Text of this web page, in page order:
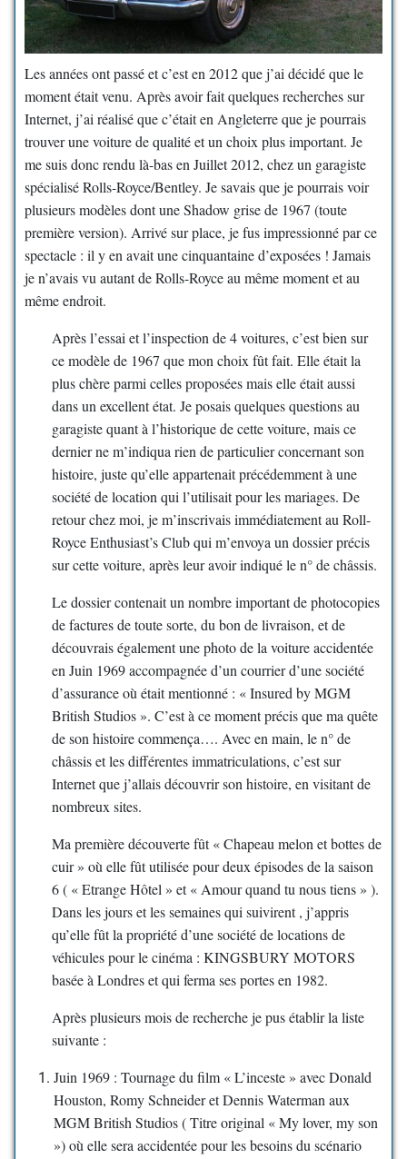
Les années ont passé et c’est en 2012 que j’ai décidé que le
moment était venu. Après avoir fait quelques recherches sur
Internet, j’ai réalisé que c’était en Angleterre que je pourrais
trouver une voiture de qualité et un choix plus important. Je
me suis donc rendu là-bas en Juillet 2012, chez un garagiste
spécialisé Rolls-Royce/Bentley. Je savais que je pourrais voir
plusieurs modèles dont une Shadow grise de 1967 (toute
première version). Arrivé sur place, je fus impressionné par ce
spectacle : il y en avait une cinquantaine d’exposées ! Jamais
je n’avais vu autant de Rolls-Royce au même moment et au
même endroit.
Après l’essai et l’inspection de 4 voitures, c’est bien sur
ce modèle de 1967 que mon choix fût fait. Elle était la
plus chère parmi celles proposées mais elle était aussi
dans un excellent état. Je posais quelques questions au
garagiste quant à l’historique de cette voiture, mais ce
dernier ne m’indiqua rien de particulier concernant son
histoire, juste qu’elle appartenait précédemment à une
société de location qui l’utilisait pour les mariages. De
retour chez moi, je m’inscrivais immédiatement au Roll-
Royce Enthusiast’s Club qui m’envoya un dossier précis
sur cette voiture, après leur avoir indiqué le n° de châssis.
Le dossier contenait un nombre important de photocopies
de factures de toute sorte, du bon de livraison, et de
découvrais également une photo de la voiture accidentée
en Juin 1969 accompagnée d’un courrier d’une société
d’assurance où était mentionné : « Insured by MGM
British Studios ». C’est à ce moment précis que ma quête
de son histoire commença…. Avec en main, le n° de
châssis et les différentes immatriculations, c’est sur
Internet que j’allais découvrir son histoire, en visitant de
nombreux sites.
Ma première découverte fût « Chapeau melon et bottes de
cuir » où elle fût utilisée pour deux épisodes de la saison
6 ( « Etrange Hôtel » et « Amour quand tu nous tiens » ).
Dans les jours et les semaines qui suivirent , j’appris
qu’elle fût la propriété d’une société de locations de
véhicules pour le cinéma : KINGSBURY MOTORS
basée à Londres et qui ferma ses portes en 1982.
Après plusieurs mois de recherche je pus établir la liste
suivante :
Juin 1969 : Tournage du film « L’inceste » avec Donald
Houston, Romy Schneider et Dennis Waterman aux
MGM British Studios ( Titre original « My lover, my son
») où elle sera accidentée pour les besoins du scénario